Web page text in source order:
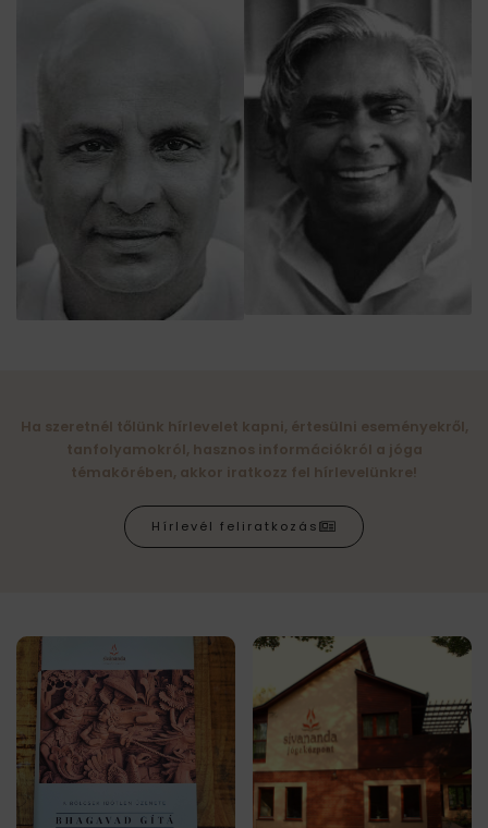
Ha szeretnél tőlünk hírlevelet kapni, értesülni eseményekről,
tanfolyamokról, hasznos információkról a jóga
témakörében, akkor iratkozz fel hírlevelünkre!
Hírlevél feliratkozás